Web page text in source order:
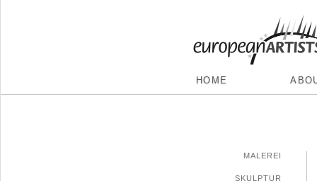
HOME
MALEREI
SKULPTUR